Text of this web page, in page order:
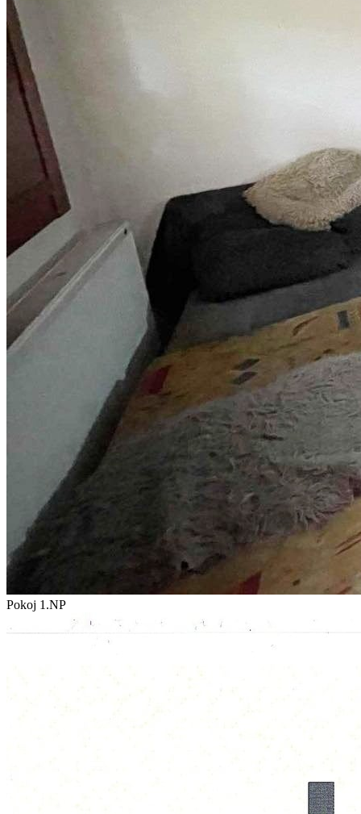
Pokoj 1.NP